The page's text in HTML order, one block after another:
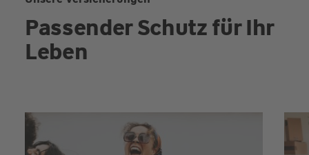
Passender Schutz für Ihr
Leben